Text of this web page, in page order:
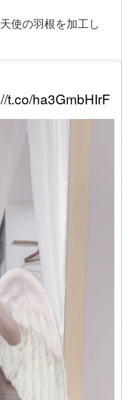
使の羽根を加工し
t.co/ha3GmbHIrF